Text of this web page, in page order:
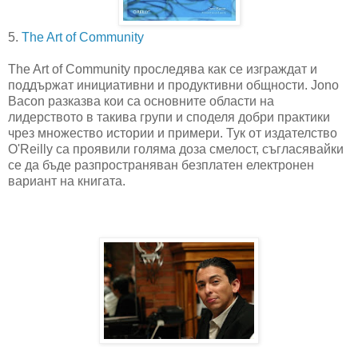
5. The Art of Community
The Art of Community проследява как се изграждат и
поддържат инициативни и продуктивни общности. Jono
Bacon разказва кои са основните области на
лидерството в такива групи и споделя добри практики
чрез множество истории и примери. Тук от издателство
O'Reilly са проявили голяма доза смелост, съгласявайки
се да бъде разпространяван безплатен електронен
вариант на книгата.